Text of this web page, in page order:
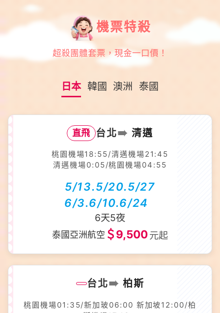
機票特殺
超殺團體套票，現金一口價！
日本 韓國 澳洲 泰國
直飛 台北➠ 清邁
桃園機場18:55/清邁機場21:45
清邁機場0:05/桃園機場04:55
5/13.5/20.5/27
6/3.6/10.6/24
6天5夜
泰國亞洲航空 ＄9,500元起
台北➠ 柏斯
桃園機場01:35/新加玻06:00 新加坡12:00/柏